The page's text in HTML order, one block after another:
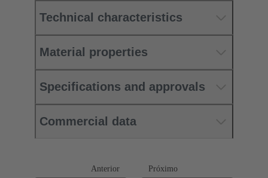
Technical characteristics
Material properties
Specifications and approvals
Commercial data
Anterior Próximo